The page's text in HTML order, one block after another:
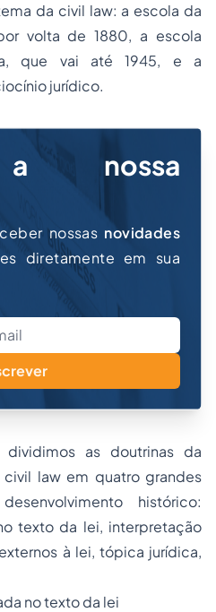
da civil law: a escola da
volta de 1880, a escola
que vai até 1945, e a
jurídico.
nossa
nossas novidades
diretamente em sua
as doutrinas da
civil lawem quatro grandes
histórico:
texto da lei, interpretação
à lei, tópica jurídica,
no texto da lei